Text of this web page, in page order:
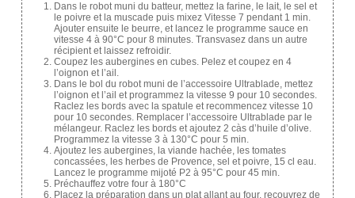
Dans le robot muni du batteur, mettez la farine, le lait, le sel et
le poivre et la muscade puis mixez Vitesse 7 pendant 1 min.
Ajouter ensuite le beurre, et lancez le programme sauce en
vitesse 4 à 90°C pour 8 minutes. Transvasez dans un autre
récipient et laissez refroidir.
Coupez les aubergines en cubes. Pelez et coupez en 4
l’oignon et l’ail.
Dans le bol du robot muni de l’accessoire Ultrablade, mettez
l’oignon et l’ail et programmez la vitesse 9 pour 10 secondes.
Raclez les bords avec la spatule et recommencez vitesse 10
pour 10 secondes. Remplacer l’accessoire Ultrablade par le
mélangeur. Raclez les bords et ajoutez 2 càs d’huile d’olive.
Programmez la vitesse 3 à 130°C pour 5 min.
Ajoutez les aubergines, la viande hachée, les tomates
concassées, les herbes de Provence, sel et poivre, 15 cl eau.
Lancez le programme mijoté P2 à 95°C pour 45 min.
Préchauffez votre four à 180°C
Placez la préparation dans un plat allant au four, recouvrez de